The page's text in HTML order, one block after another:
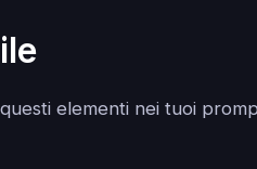
elementi nei tuoi